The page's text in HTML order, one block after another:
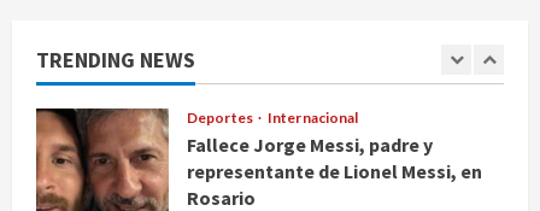
TRENDING NEWS
1
Deportes Internacional
Fallece Jorge Messi, padre y
representante de Lionel Messi, en
Rosario